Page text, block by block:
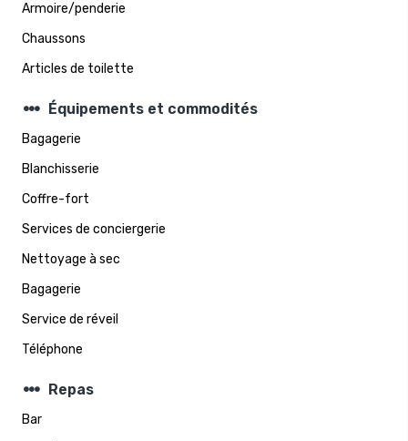
Armoire/penderie
Chaussons
Articles de toilette
steppers Équipements et commodités
Bagagerie
Blanchisserie
Coffre-fort
Services de conciergerie
Nettoyage à sec
Bagagerie
Service de réveil
Téléphone
steppers Repas
Bar